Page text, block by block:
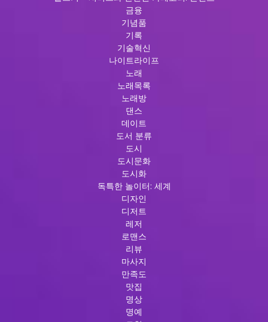
금융
기념품
기록
기술혁신
나이트라이프
노래
노래목록
노래방
댄스
데이트
도서 분류
도시
도시문화
도시화
독특한 놀이터: 세계
디자인
디저트
레저
로맨스
리뷰
마사지
만족도
맛집
명상
명예